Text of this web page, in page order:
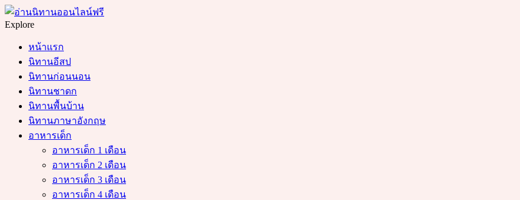
Menu
Search
Explore
หน้าแรก
นิทานอีสป
นิทานก่อนนอน
นิทานชาดก
นิทานพื้นบ้าน
นิทานภาษาอังกฤษ
อาหารเด็ก
อาหารเด็ก 1 เดือน
อาหารเด็ก 2 เดือน
อาหารเด็ก 3 เดือน
อาหารเด็ก 4 เดือน